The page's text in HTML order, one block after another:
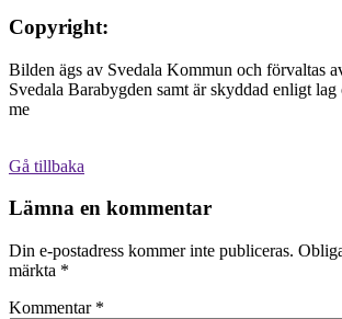
Copyright:
Bilden ägs av Svedala Kommun och förvaltas
Svedala Barabygden samt är skyddad enligt
me
Gå tillbaka
Lämna en kommentar
Din e-postadress kommer inte publiceras.
märkta *
Kommentar *